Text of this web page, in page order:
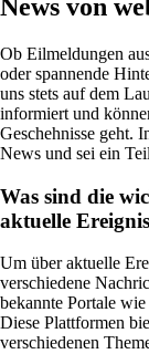
News von
Ob Eilmeldungen
oder spannende
uns stets auf dem
informiert und
Geschehnisse geht.
News und sei ein
Was sind die
aktuelle
Um über aktuelle
verschiedene
bekannte Portale
Diese Plattformen
verschiedenen